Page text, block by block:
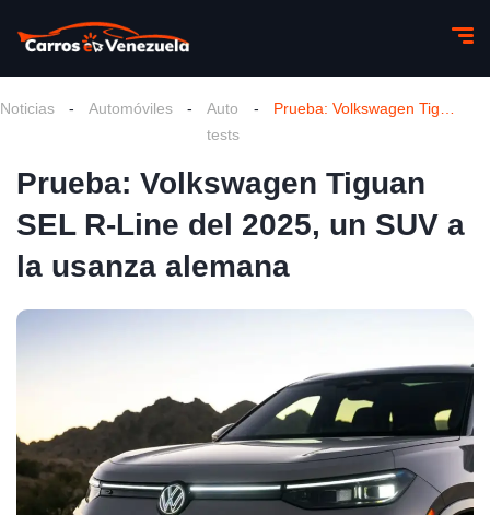
Noticias - Automóviles -
Auto
tests
-
Prueba: Volkswagen Tiguan
SEL R-Line del 2025, un SUV a
la usanza alemana